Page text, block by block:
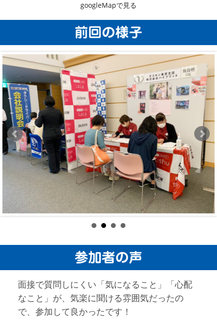
googleMapで見る
前回の様子
参加者の声
面接で質問しにくい「気になること」「心配
なこと」が、気楽に聞ける雰囲気だったの
で、参加して良かったです！